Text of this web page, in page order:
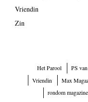
Vriendin
Zin
Het Parool PS
Vriendin
Max
rondom magazine